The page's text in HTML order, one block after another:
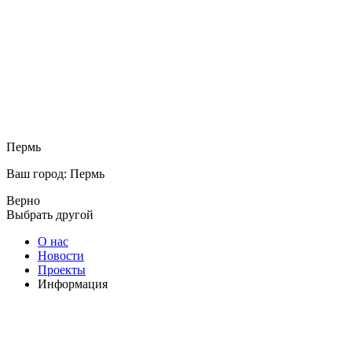
Пермь
Ваш город: Пермь
Верно
Выбрать другой
О нас
Новости
Проекты
Информация